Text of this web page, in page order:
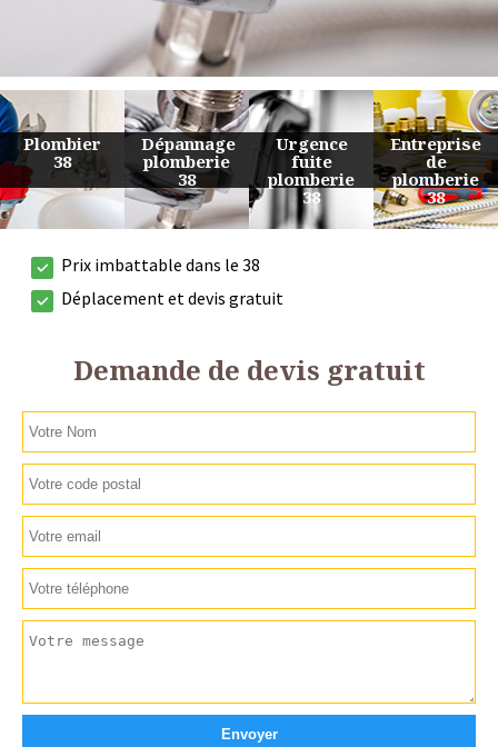
Urgence
fuite
plomberie
38
Entreprise
de
plomberie
38
Travaux
de
plomberie
38
Devis
plomberie
38
Prix imbattable dans le 38
Déplacement et devis gratuit
Demande de devis gratuit